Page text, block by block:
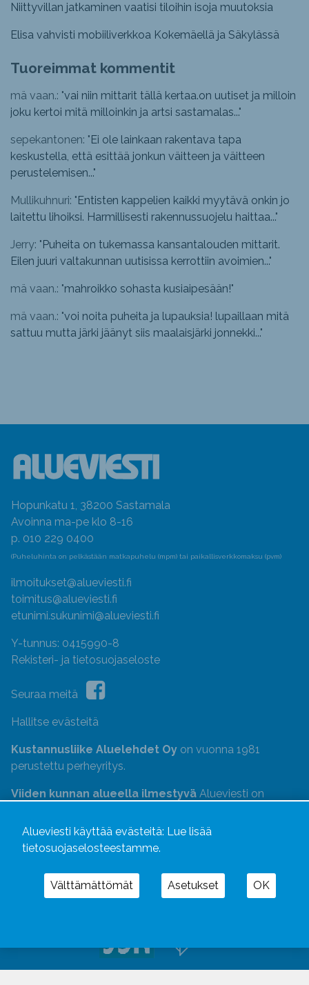
Niittyvillan jatkaminen vaatisi tiloihin isoja muutoksia
Elisa vahvisti mobiiliverkkoa Kokemäellä ja Säkylässä
Tuoreimmat kommentit
mä vaan.: "vai niin mittarit tällä kertaa.on uutiset ja milloin
joku kertoi mitä milloinkin ja artsi sastamalas..."
sepekantonen: " Ei ole lainkaan rakentava tapa
keskustella, että esittää jonkun väitteen ja väitteen
perustelemisen..."
Mullikuhnuri: " Entisten kappelien kaikki myytävä onkin jo
laitettu lihoiksi. Harmillisesti rakennussuojelu haittaa..."
Jerry: " Puheita on tukemassa kansantalouden mittarit.
Eilen juuri valtakunnan uutisissa kerrottiin avoimien..."
mä vaan.: "mahroikko sohasta kusiaipesään!"
mä vaan.: "voi noita puheita ja lupauksia! lupaillaan mitä
sattuu mutta järki jäänyt siis maalaisjärki jonnekki..."
Hopunkatu 1, 38200 Sastamala
Avoinna ma-pe klo 8-16
p. 010 229 0400
(Puheluhinta on pelkästään matkapuhelu (mpm) tai paikallisverkkomaksu (pvm)
ilmoitukset@alueviesti.fi
toimitus@alueviesti.fi
etunimi.sukunimi@alueviesti.fi
Y-tunnus: 0415990-8
Rekisteri- ja tietosuojaseloste
Seuraa meitä
Hallitse evästeitä
Kustannusliike Aluelehdet Oy on vuonna 1981
perustettu perheyritys.
Viiden kunnan alueella ilmestyvä Alueviesti on
tiedotusvälineenä . Alueviesti jaetaan keskiviikkoisin
Sastamalassa,Huittisissa,
33 000, tavoittaa myös ne taloudet, johon ei tule
tilattavaa lehteä.
Alueviesti käyttää evästeitä: Lue lisää
tietosuojaselosteestamme.
Välttämättömät Asetukset OK